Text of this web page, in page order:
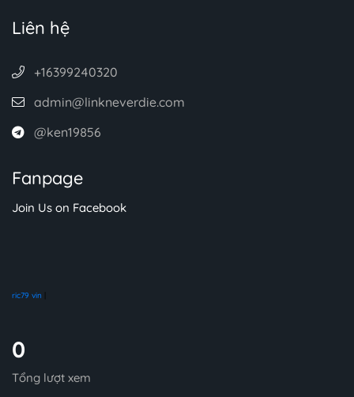
Liên hệ
+16399240320
admin@linkneverdie.com
@ken19856
Fanpage
Join Us on Facebook
ric79 vin
0
Tổng lượt xem